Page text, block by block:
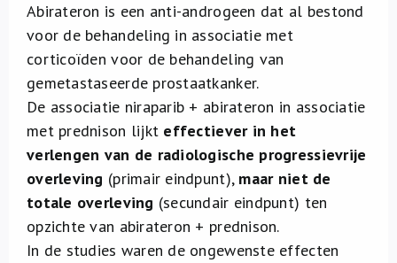
Abirateron is een anti-androgeen dat al bestond
voor de behandeling in associatie met
corticoïden voor de behandeling van
gemetastaseerde prostaatkanker.
De associatie niraparib + abirateron in associatie
met prednison lijkt effectiever in het
verlengen van de radiologische progressievrije
overleving (primair eindpunt), maar niet de
totale overleving (secundair eindpunt) ten
opzichte van abirateron + prednison.
In de studies waren de ongewenste effecten